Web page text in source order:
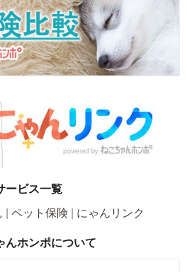
ービス一覧
ペット保険 にゃんリンク
んホンポについて